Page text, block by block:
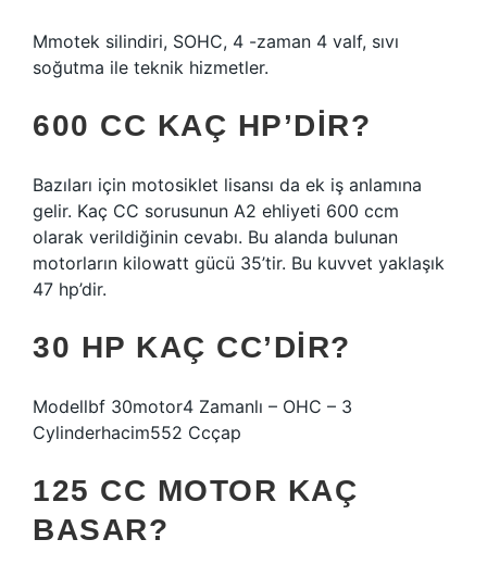
Mmotek silindiri, SOHC, 4 -zaman 4 valf, sıvı
soğutma ile teknik hizmetler.
600 CC KAÇ HP’DIR?
Bazıları için motosiklet lisansı da ek iş anlamına
gelir. Kaç CC sorusunun A2 ehliyeti 600 ccm
olarak verildiğinin cevabı. Bu alanda bulunan
motorların kilowatt gücü 35’tir. Bu kuvvet yaklaşık
47 hp’dir.
30 HP KAÇ CC’DIR?
Modellbf 30motor4 Zamanlı – OHC – 3
Cylinderhacim552 Ccçap
125 CC MOTOR KAÇ
BASAR?